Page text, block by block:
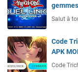
Salut à
Code
APK
Code